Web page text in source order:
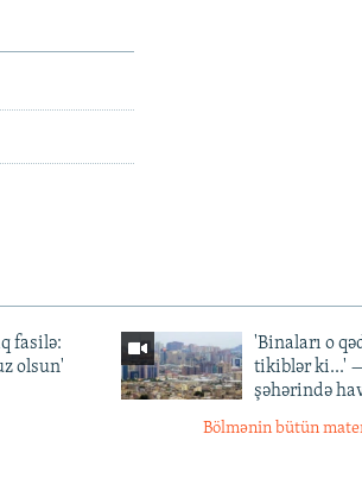
fasilə:
olsun'
'Binaları o
tikiblər ki...'
şəhərində
Bölmənin bütün